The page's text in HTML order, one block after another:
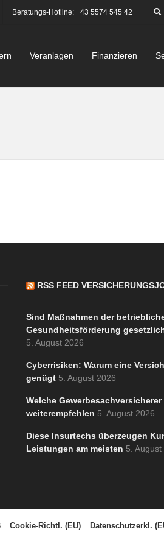
Beratungs-Hotline: +43 5574 545 42
Veranlagen Finanzieren
RSS FEED
Sind Maßnahmen der
Gesundheitsförderung
5. August 2026
Cyberrisiken: Warum eine
genügt 5. August 2026
Welche
weiterempfehlen 5. August 2026
Diese Insurtechs überzeugen
Leistungen am meisten 5. August
Cookie-Richtl. (EU) Datenschutzerkl.